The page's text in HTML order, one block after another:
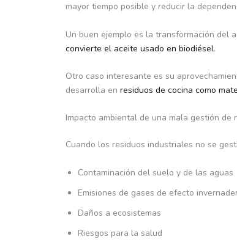
mayor tiempo posible y reducir la
Un buen ejemplo es la transformación del
convierte el aceite usado en biodiésel.
Otro caso interesante es su
desarrolla en residuos de cocina como
Impacto ambiental de una mala gestión de
Cuando los residuos industriales no se
Contaminación del suelo y de las aguas
Emisiones de gases de efecto
Daños a ecosistemas
Riesgos para la salud